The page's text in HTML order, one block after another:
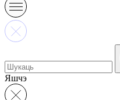
Яшчэ